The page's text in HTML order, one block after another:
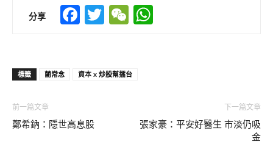
分享 Facebook
TwitterWeChat
標籤 藺常念 資本 x 炒股幫擂台
前一篇文章
鄭希鈉：隱世高息股
下一篇文章
張家豪：平安好醫生 市淡仍吸
金